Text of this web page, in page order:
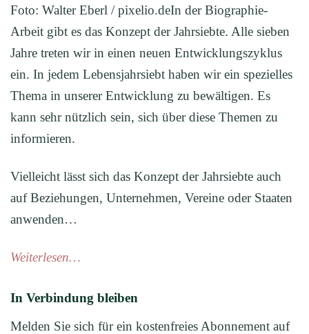
Foto: Walter Eberl / pixelio.deIn der Biographie-
Arbeit gibt es das Konzept der Jahrsiebte. Alle sieben
Jahre treten wir in einen neuen Entwicklungszyklus
ein. In jedem Lebensjahrsiebt haben wir ein spezielles
Thema in unserer Entwicklung zu bewältigen. Es
kann sehr nützlich sein, sich über diese Themen zu
informieren.
Vielleicht lässt sich das Konzept der Jahrsiebte auch
auf Beziehungen, Unternehmen, Vereine oder Staaten
anwenden…
Weiterlesen…
In Verbindung bleiben
Melden Sie sich für ein kostenfreies Abonnement auf